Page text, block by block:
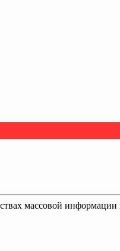
массовой информации